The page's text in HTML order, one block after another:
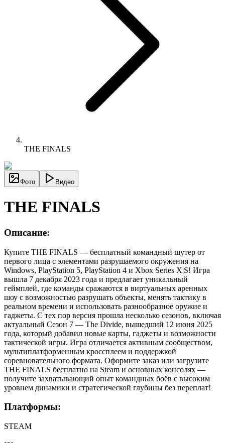
THE FINALS
Фото Видео
THE FINALS
Описание:
Купите THE FINALS — бесплатный командный шутер от
первого лица с элементами разрушаемого окружения на
Windows, PlayStation 5, PlayStation 4 и Xbox Series X|S! Игра
вышла 7 декабря 2023 года и предлагает уникальный
геймплей, где команды сражаются в виртуальных аренных
шоу с возможностью разрушать объекты, менять тактику в
реальном времени и использовать разнообразное оружие и
гаджеты. С тех пор версия прошла несколько сезонов, включая
актуальный Сезон 7 — The Divide, вышедший 12 июня 2025
года, который добавил новые карты, гаджеты и возможности
тактической игры. Игра отличается активным сообществом,
мультиплатформенным кроссплеем и поддержкой
соревновательного формата. Оформите заказ или загрузите
THE FINALS бесплатно на Steam и основных консолях —
получите захватывающий опыт командных боёв с высоким
уровнем динамики и стратегической глубины без переплат!
Платформы:
STEAM